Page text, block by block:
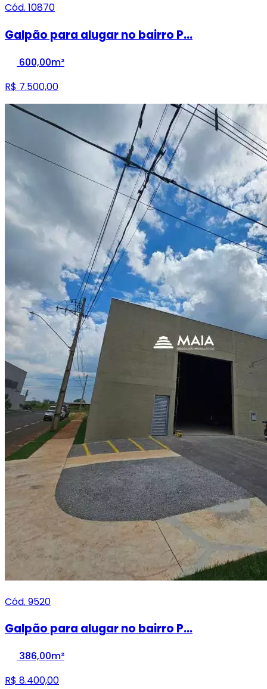
Cód. 10870
Galpão para alugar no bairro P...
600,00m²
R$ 7.500,00
Cód. 9520
Galpão para alugar no bairro P...
386,00m²
R$ 8.400,00